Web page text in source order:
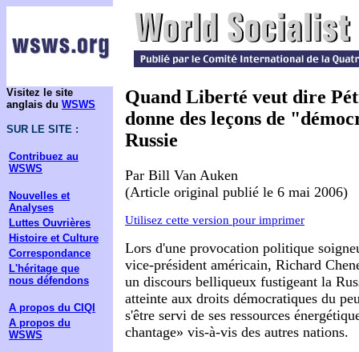
Visitez le site
anglais du WSWS
SUR LE SITE :
Contribuez au
WSWS
Nouvelles et
Analyses
Luttes Ouvrières
Histoire et Culture
Correspondance
L'héritage que
nous défendons
A propos du CIQI
A propos du
WSWS
Quand Liberté veut dire
donne des leçons de
Russie
Par Bill Van Auken
(Article original publié le 6 mai 2006)
Utilisez cette version pour imprimer
Lors d'une provocation politique
vice-président américain, Richard
un discours belliqueux fustigeant la
atteinte aux droits démocratiques du
s'être servi de ses ressources
chantage» vis-à-vis des autres nations.